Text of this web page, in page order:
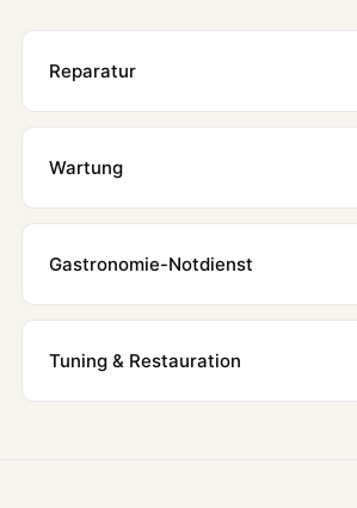
Reparatur
Wartung
Gastronomie-Notdienst
Tuning & Restauration